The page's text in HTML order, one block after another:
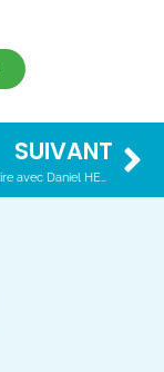
SUIVANT
Causerie littéraire avec Daniel HERRERO